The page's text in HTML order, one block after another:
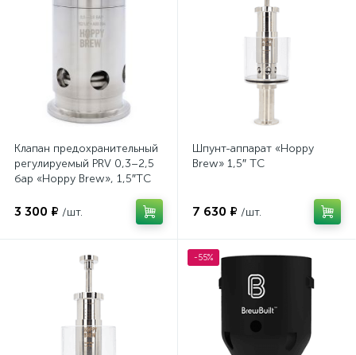
Клапан предохранительный
регулируемый PRV 0,3–2,5
бар «Hoppy Brew», 1,5″TC
3 300 ₽ /шт.
Шпунт-аппарат «Hoppy
Brew» 1,5″ TC
7 630 ₽ /шт.
-55%